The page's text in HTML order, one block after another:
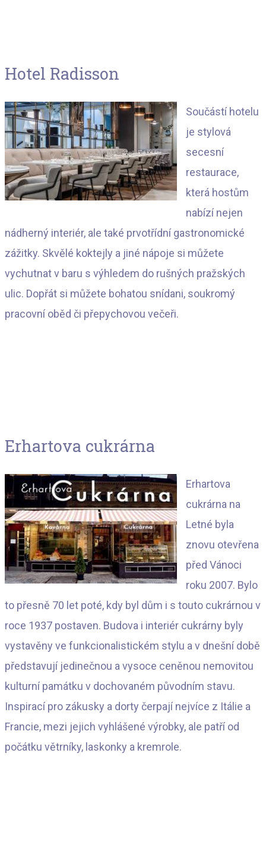
Hotel Radisson
Součástí hotelu
je stylová
secesní
restaurace,
která hostům
nabízí nejen
nádherný interiér, ale také prvotřídní gastronomické
zážitky. Skvělé koktejly a jiné nápoje si můžete
vychutnat v baru s výhledem do rušných pražských
ulic. Dopřát si můžete bohatou snídani, soukromý
pracovní oběd či přepychovou večeři.
Erhartova cukrárna
Erhartova
cukrárna na
Letné byla
znovu otevřena
před Vánoci
roku 2007. Bylo
to přesně 70 let poté, kdy byl dům i s touto cukrárnou v
roce 1937 postaven. Budova i interiér cukrárny byly
vystavěny ve funkcionalistickém stylu a v dnešní době
představují jedinečnou a vysoce ceněnou nemovitou
kulturní památku v dochovaném původním stavu.
Inspirací pro zákusky a dorty čerpají nejvíce z Itálie a
Francie, mezi jejich vyhlášené výrobky, ale patří od
počátku větrníky, laskonky a kremrole.